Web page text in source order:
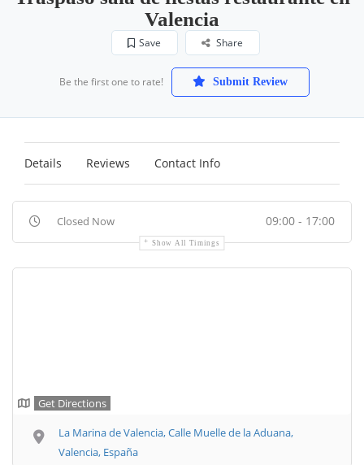
Valencia
Save Share
Be the first one to rate! Submit Review
Details Reviews Contact Info
Closed Now 09:00 - 17:00
Show All Timings
Get Directions
La Marina de Valencia, Calle Muelle de la Aduana,
Valencia, España